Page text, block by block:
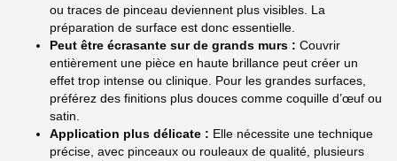
ou traces de pinceau deviennent plus visibles. La
préparation de surface est donc essentielle.
Peut être écrasante sur de grands murs : Couvrir
entièrement une pièce en haute brillance peut créer un
effet trop intense ou clinique. Pour les grandes surfaces,
préférez des finitions plus douces comme coquille d’œuf ou
satin.
Application plus délicate : Elle nécessite une technique
précise, avec pinceaux ou rouleaux de qualité, plusieurs